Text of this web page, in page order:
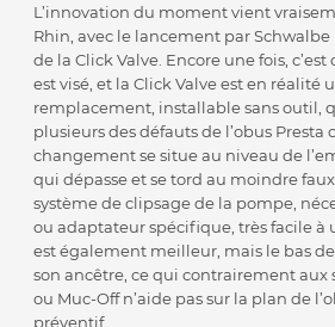
L’innovation du moment vient
Rhin, avec le lancement par
de la Click Valve. Encore une fois,
est visé, et la Click Valve est en réalité
remplacement, installable sans outil,
plusieurs des défauts de l’obus Presta
changement se situe au niveau de
qui dépasse et se tord au moindre
système de clipsage de la pompe,
ou adaptateur spécifique, très facile à
est également meilleur, mais le bas
son ancêtre, ce qui contrairement aux
ou Muc-Off n’aide pas sur la plan de
préventif.